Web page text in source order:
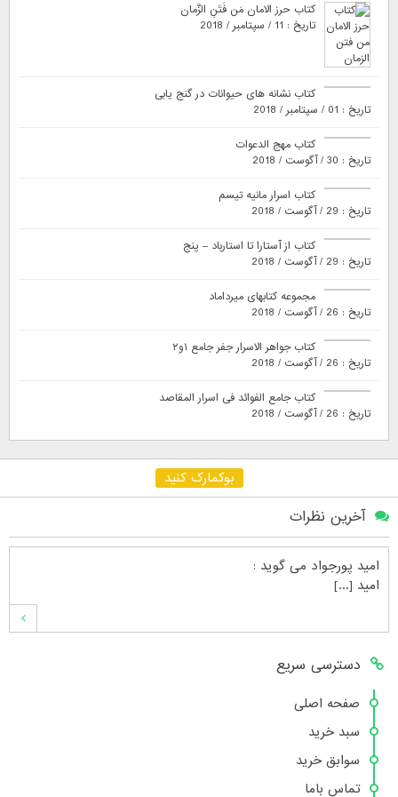
کتاب حرز الامان مَن فَتَنِ الزَّمان
تاریخ : 11 / سپتامبر / 2018
کتاب نشانه های حیوانات در گنج یابی
تاریخ : 01 / سپتامبر / 2018
کتاب مهج الدعوات
تاریخ : 30 / آگوست / 2018
کتاب اسرار مانیه تیسم
تاریخ : 29 / آگوست / 2018
کتاب از آستارا تا استارباد – پنج
تاریخ : 29 / آگوست / 2018
مجموعه کتابهای میرداماد
تاریخ : 26 / آگوست / 2018
کتاب جواهر الاسرار جفر جامع ۱و۲
تاریخ : 26 / آگوست / 2018
کتاب جامع الفوائد فی اسرار المقاصد
تاریخ : 26 / آگوست / 2018
بوکمارک کنید
آخرین نظرات
امید پورجواد می گوید :
امید [...]
محمدشهنوازیمی گوید :
سلام بنده محمد شهنوازی فقط بوسیله ا [...]
محمدمی گوید :
سلام تعداد کتاب۶در سایت زیاد نیست [...]
دسترسی سریع
صفحه اصلی
سبد خرید
سوابق خرید
تماس باما